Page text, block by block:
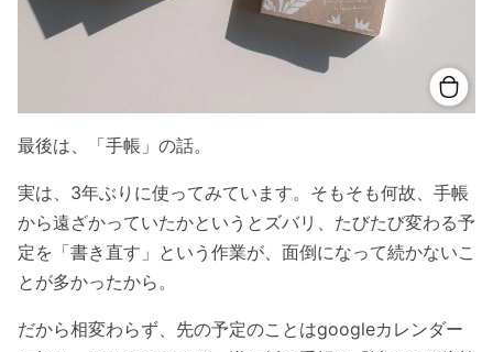
最後は、「手帳」の話。
実は、3年ぶりに使ってみています。そもそも何故、手帳
から遠ざかっていたかというとズバリ、たびたび変わる予
定を「書き直す」という作業が、面倒になって続かないこ
とが多かったから。
だから相変わらず、先の予定のことはgoogleカレンダー